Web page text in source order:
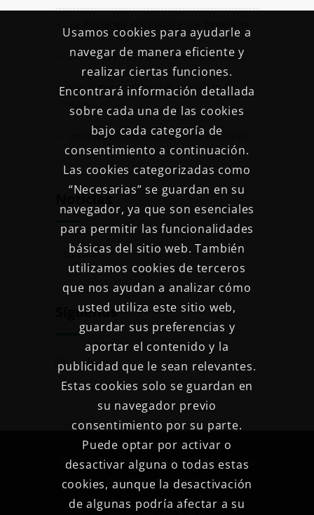
La Psicología perinatal y sus beneficios
Beneficios de la lectura en la infancia
Las redes sociales y el comienzo en
ellas
Intervenciones asistidas con animales
Noticias
Síguenos
© 2024 Psicóloga Nuria Castillo. Todos los
derechos reservados.
Usamos cookies para ayudarle a
navegar de manera eficiente y
realizar ciertas funciones.
Encontrará información detallada
sobre cada una de las cookies
bajo cada categoría de
consentimiento a continuación.
Las cookies categorizadas como
“Necesarias” se guardan en su
navegador, ya que son esenciales
para permitir las funcionalidades
básicas del sitio web. También
utilizamos cookies de terceros
que nos ayudan a analizar cómo
usted utiliza este sitio web,
guardar sus preferencias y
aportar el contenido y la
publicidad que le sean relevantes.
Estas cookies solo se guardan en
su navegador previo
consentimiento por su parte.
Puede optar por activar o
desactivar alguna o todas estas
cookies, aunque la desactivación
de algunas podría afectar a su